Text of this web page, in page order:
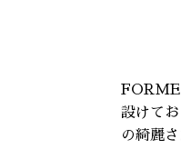
FORME
設けて
の綺麗